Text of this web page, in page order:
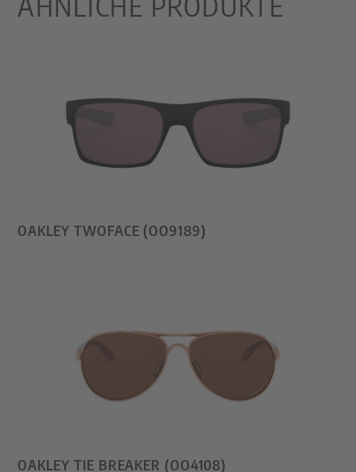
OAKLEY TWOFACE (OO9189)
OAKLEY TIE BREAKER (OO4108)